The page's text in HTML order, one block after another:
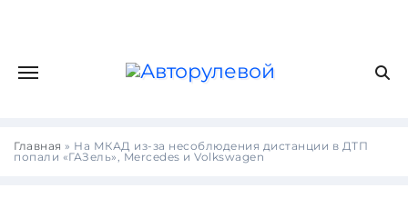
Главная » На МКАД из-за несоблюдения дистанции в ДТП
попали «ГАЗель», Mercedes и Volkswagen